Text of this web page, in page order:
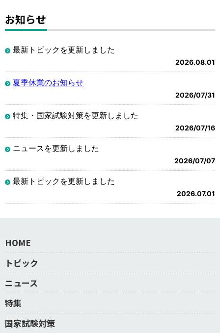
お知らせ
最新トピックを更新しました
2026.08.01
夏季休業のお知らせ
2026/07/31
特集・国家試験対策を更新しました
2026/07/16
ニュースを更新しました
2026/07/07
最新トピックを更新しました
2026.07.01
HOME
トピック
ニュース
特集
国家試験対策